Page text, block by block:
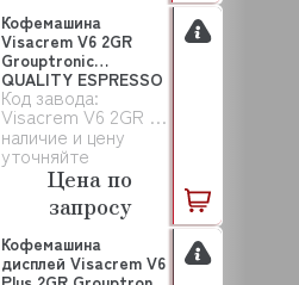
Код завода:
Visacrem V6 2GR Grouptronic
наличие и цену
уточняйте
Кофемашина
Visacrem V6 2GR
Grouptronic
QUALITY ESPRESSO
Цена по
запросу
Кофемашина
дисплей Visacrem V6